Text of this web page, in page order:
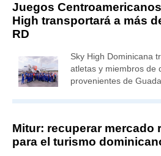
Juegos
High transportará a más
RD
Sky High Dominicana
atletas y miembros de
provenientes de
Mitur: recuperar mercado
para el turismo